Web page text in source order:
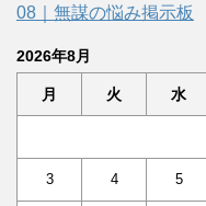
08｜無謀の悩み掲示板
2026年8月
月 火 水
3 4 5